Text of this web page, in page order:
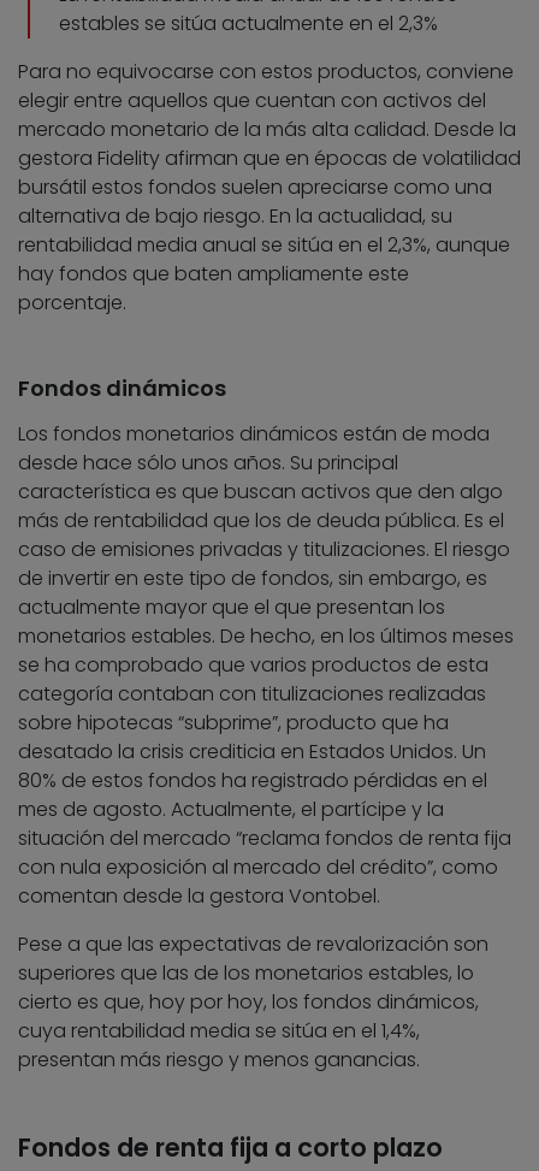
estables se sitúa actualmente en el 2,3%
Para no equivocarse con estos productos, conviene
elegir entre aquellos que cuentan con activos del
mercado monetario de la más alta calidad. Desde la
gestora Fidelity afirman que en épocas de volatilidad
bursátil estos fondos suelen apreciarse como una
alternativa de bajo riesgo. En la actualidad, su
rentabilidad media anual se sitúa en el 2,3%, aunque
hay fondos que baten ampliamente este
porcentaje.
Fondos dinámicos
Los fondos monetarios dinámicos están de moda
desde hace sólo unos años. Su principal
característica es que buscan activos que den algo
más de rentabilidad que los de deuda pública. Es el
caso de emisiones privadas y titulizaciones. El riesgo
de invertir en este tipo de fondos, sin embargo, es
actualmente mayor que el que presentan los
monetarios estables. De hecho, en los últimos meses
se ha comprobado que varios productos de esta
categoría contaban con titulizaciones realizadas
sobre hipotecas “subprime”, producto que ha
desatado la crisis crediticia en Estados Unidos. Un
80% de estos fondos ha registrado pérdidas en el
mes de agosto. Actualmente, el partícipe y la
situación del mercado “reclama fondos de renta fija
con nula exposición al mercado del crédito”, como
comentan desde la gestora Vontobel.
Pese a que las expectativas de revalorización son
superiores que las de los monetarios estables, lo
cierto es que, hoy por hoy, los fondos dinámicos,
cuya rentabilidad media se sitúa en el 1,4%,
presentan más riesgo y menos ganancias.
Fondos de renta fija a corto plazo